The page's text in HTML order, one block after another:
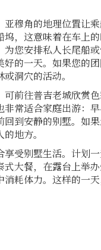
亚穆角的地理位置让
，这意味着在车上
为您安排私人长尾船
的一天。如果您的
洞穴的活动。
前往普吉老城欣赏色
常适合家庭出游：
到安静的别墅。如
地方。
享受别墅生活。计划
大餐，在露台上举
耗体力。这样的一